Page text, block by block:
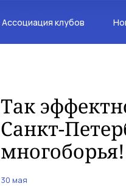
Ассоциация клубов
Так
Санкт-
многоборья!
30 мая